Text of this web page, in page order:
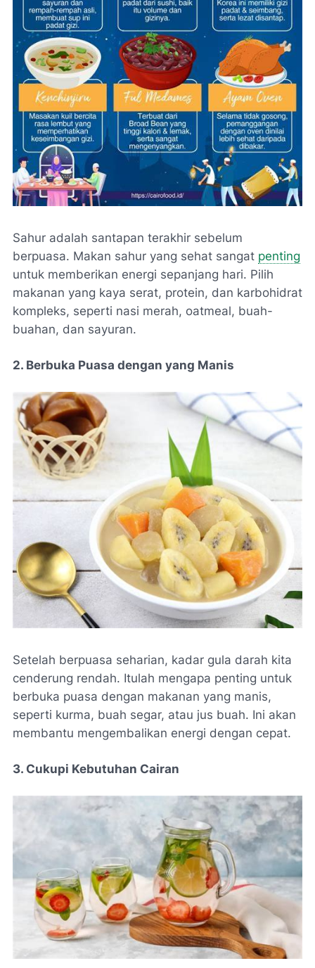
Sahur adalah santapan terakhir sebelum
berpuasa. Makan sahur yang sehat sangat penting
untuk memberikan energi sepanjang hari. Pilih
makanan yang kaya serat, protein, dan karbohidrat
kompleks, seperti nasi merah, oatmeal, buah-
buahan, dan sayuran.
2. Berbuka Puasa dengan yang Manis
Setelah berpuasa seharian, kadar gula darah kita
cenderung rendah. Itulah mengapa penting untuk
berbuka puasa dengan makanan yang manis,
seperti kurma, buah segar, atau jus buah. Ini akan
membantu mengembalikan energi dengan cepat.
3. Cukupi Kebutuhan Cairan